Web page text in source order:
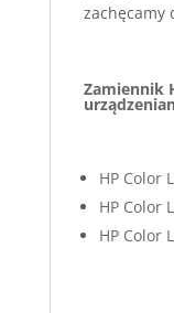
zachęcamy
Zamiennik
HP Color
HP Color
HP Color